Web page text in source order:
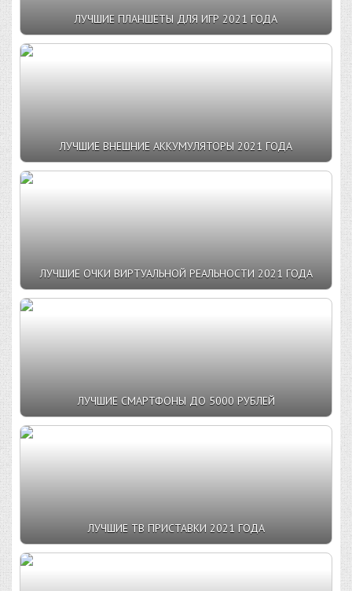
ЛУЧШИЕ ПЛАНШЕТЫ ДЛЯ ИГР 2021 ГОДА
ЛУЧШИЕ ВНЕШНИЕ АККУМУЛЯТОРЫ 2021 ГОДА
ЛУЧШИЕ ОЧКИ ВИРТУАЛЬНОЙ РЕАЛЬНОСТИ 2021 ГОДА
ЛУЧШИЕ СМАРТФОНЫ ДО 5000 РУБЛЕЙ
ЛУЧШИЕ ТВ ПРИСТАВКИ 2021 ГОДА